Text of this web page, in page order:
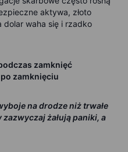
aktywa, złoto
dolar waha się i rzadko
zamknięć
zamknięciu
na drodze niż trwałe
żałują paniki, a